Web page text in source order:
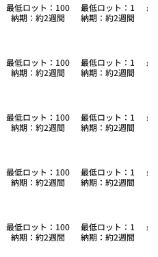
最低ロット：100
納期：約2週間
最低ロット：1
納期：約2週間
最
最低ロット：100
納期：約2週間
最低ロット：1
納期：約2週間
最
最低ロット：100
納期：約2週間
最低ロット：1
納期：約2週間
最
最低ロット：100
納期：約2週間
最低ロット：1
納期：約2週間
最
最低ロット：100
納期：約2週間
最低ロット：1
納期：約2週間
最